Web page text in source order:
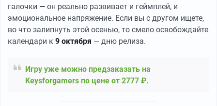
галочки — он реально развивает и геймплей, и
эмоциональное напряжение. Если вы с другом ищете,
во что залипнуть этой осенью, то смело освобождайте
календари к 9 октября — дню релиза.
Игру уже можно предзаказать на
Keysforgamers по цене от 2777 ₽.